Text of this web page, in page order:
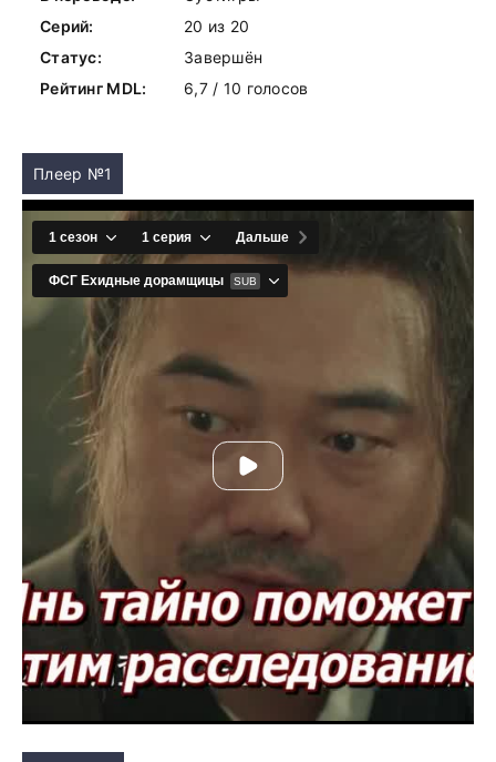
Серий:
20 из 20
Статус:
Завершён
Рейтинг MDL:
6,7 / 10 голосов
Плеер №1